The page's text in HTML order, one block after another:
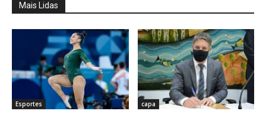
Mais Lidas
Esportes capa